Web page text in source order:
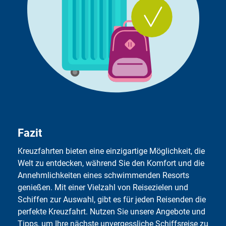
Fa­zit
Kreuzfahrten bieten eine einzigartige Möglichkeit, die
Welt zu entdecken, während Sie den Komfort und die
Annehmlichkeiten eines schwimmenden Resorts
genießen. Mit einer Vielzahl von Reisezielen und
Schiffen zur Auswahl, gibt es für jeden Reisenden die
perfekte Kreuzfahrt. Nutzen Sie unsere Angebote und
Tipps, um Ihre nächste unvergessliche Schiffsreise zu